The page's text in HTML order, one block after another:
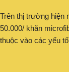
Trên thị trường hiện
50.000/ khăn
thuộc vào các yếu